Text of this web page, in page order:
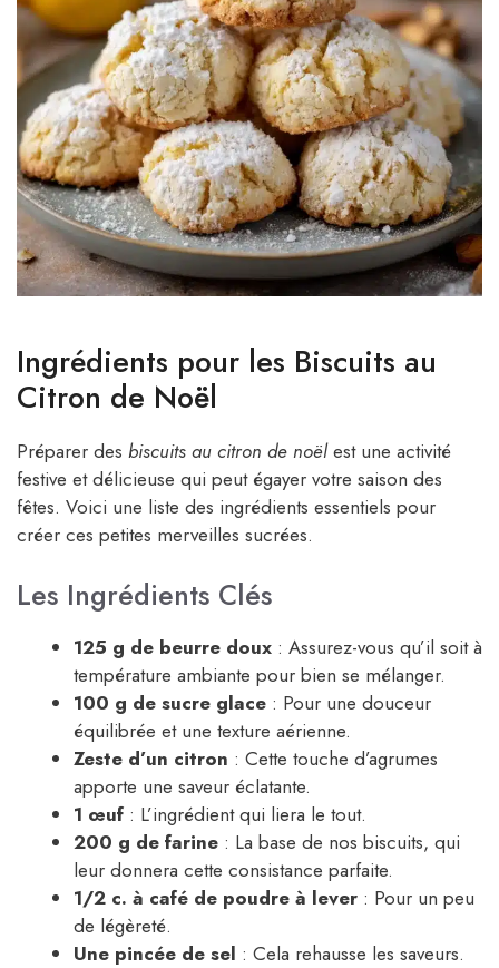
Ingrédients pour les Biscuits au
Citron de Noël
Préparer des biscuits au citron de noëlest une activité
festive et délicieuse qui peut égayer votre saison des
fêtes. Voici une liste des ingrédients essentiels pour
créer ces petites merveilles sucrées.
Les Ingrédients Clés
125 g de beurre doux : Assurez-vous qu’il soit à
température ambiante pour bien se mélanger.
100 g de sucre glace : Pour une douceur
équilibrée et une texture aérienne.
Zeste d’un citron : Cette touche d’agrumes
apporte une saveur éclatante.
1 œuf : L’ingrédient qui liera le tout.
200 g de farine : La base de nos biscuits, qui
leur donnera cette consistance parfaite.
1/2 c. à café de poudre à lever : Pour un peu
de légèreté.
Une pincée de sel : Cela rehausse les saveurs.